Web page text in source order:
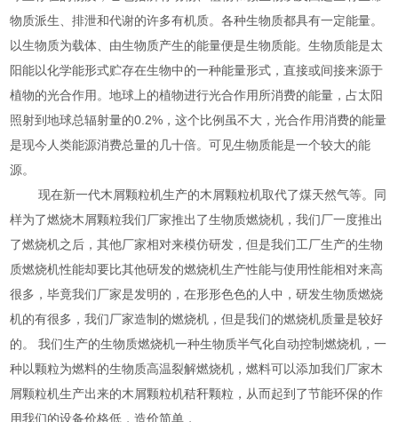
物质派生、排泄和代谢的许多有机质。各种生物质都具有一定能量。
以生物质为载体、由生物质产生的能量便是生物质能。生物质能是太
阳能以化学能形式贮存在生物中的一种能量形式，直接或间接来源于
植物的光合作用。地球上的植物进行光合作用所消费的能量，占太阳
照射到地球总辐射量的0.2%，这个比例虽不大，光合作用消费的能量
是现今人类能源消费总量的几十倍。可见生物质能是一个较大的能
源。
现在新一代木屑颗粒机生产的木屑颗粒机取代了煤天然气等。同
样为了燃烧木屑颗粒我们厂家推出了生物质燃烧机，我们厂一度推出
了燃烧机之后，其他厂家相对来模仿研发，但是我们工厂生产的生物
质燃烧机性能却要比其他研发的燃烧机生产性能与使用性能相对来高
很多，毕竟我们厂家是发明的，在形形色色的人中，研发生物质燃烧
机的有很多，我们厂家造制的燃烧机，但是我们的燃烧机质量是较好
的。 我们生产的生物质燃烧机一种生物质半气化自动控制燃烧机，一
种以颗粒为燃料的生物质高温裂解燃烧机，燃料可以添加我们厂家木
屑颗粒机生产出来的木屑颗粒机秸秆颗粒，从而起到了节能环保的作
用我们的设备价格低，造价简单，